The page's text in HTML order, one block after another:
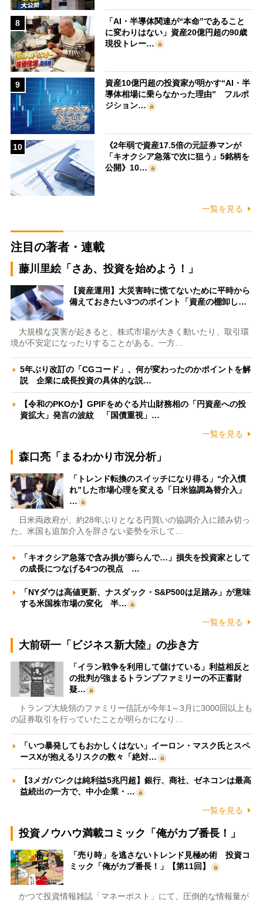
8
「AI・半導体関連が“本命”であること
に変わりはない」資産20億円超の90歳
現役トレー…
9
資産10億円超の投資家が明かす“AI・半
導体相場に乗らなかった理由” フルポ
ジション…
10
《2年弱で資産17.5倍の元証券マンが
「キオクシア急落で次に狙う」5銘柄を
公開》10…
一覧を見る
注目の著者・連載
藤川里絵「さあ、投資を始めよう！」
【資産運用】大災害時に慌てないために平時から
備えておきたい3つのポイント「資産の棚卸し…
大規模な災害が起きると、株式市場が大きく動いたり、取引環
境が不安定になったりすることがある。一方…
5年ぶり改訂の「CGコード」、何が変わったのかポイントを解
説 企業に成長投資の具体的な説…
【令和のPKOか】GPIFをめぐる片山財務相の「円資産への投
資拡大」発言の波紋 「国債重視」…
一覧を見る
森口亮「まるわかり市況分析」
「トレンド転換のスイッチになり得る」“介入慣
れ”した市場心理を変える「日米協調為替介入」
…
日米両政府が、約28年ぶりとなる円買いの協調介入に踏み切っ
た。米国も追加介入を辞さない姿勢を示して…
「キオクシア急落で含み損が膨らんで…」損失を投資家として
の成長につなげる4つの視点 …
「NYダウは高値更新、ナスダック・S&P500は足踏み」が意味
する米国株市場の変化 半…
一覧を見る
大前研一「ビジネス新大陸」の歩き方
「イラン戦争を利用して儲けている」利益相反と
の批判が強まるトランプファミリーの不正蓄財
疑…
トランプ大統領のファミリー信託が今年1～3月に3000回以上も
の証券取引を行っていたことが明らかになり…
「いつ暴発してもおかしくはない」イーロン・マスク氏とスペ
ースXが抱えるリスクの数々「絶対…
【3メガバンクは純利益5兆円超】銀行、商社、ゼネコンは最高
益続出の一方で、中小企業・…
一覧を見る
投資ノウハウ満載コミック「俺がカブ番長！」
「売り時」を逃さないトレンド見極め術 投資コ
ミック「俺がカブ番長！」【第11回】
かつて投資情報雑誌「マネーポスト」にて、圧倒的な情報量が